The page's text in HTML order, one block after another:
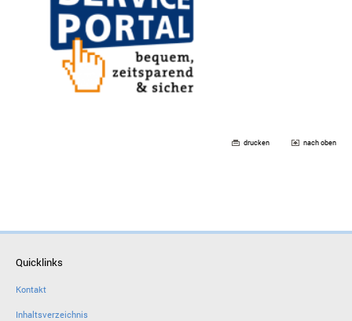
drucken nach oben
Quicklinks
Kontakt
Inhaltsverzeichnis